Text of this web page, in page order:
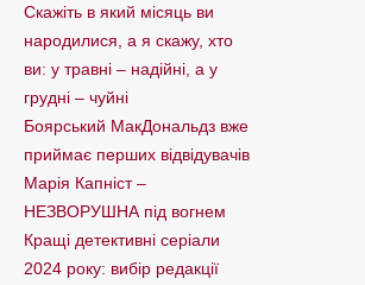
Скажіть в який місяць ви
народилися, а я скажу, хто
ви: у травні – надійні, а у
грудні – чуйні
Боярський МакДональдз вже
приймає перших відвідувачів
Марія Капніст –
НЕЗВОРУШНА під вогнем
Кращі детективні серіали
2024 року: вибір редакції